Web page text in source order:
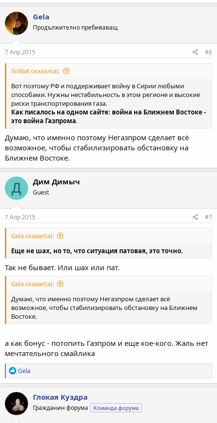
а
к
ц
и
и
:
Gela
Продължително пребиваващ
7 Апр 2015 #6
Soldat сказал(а):
Вот поэтому РФ и поддерживает войну в Сирии любыми
способами. Нужны нестабильность в этом регионе и высокие
риски транспортирования газа.
Как писалось на одном сайте: война на Ближнем Востоке -
это война Газпрома.
Думаю, что именно поэтому Негазпром сделает всё
возможное, чтобы стабилизировать обстановку на
Ближнем Востоке.
Д Дим Димыч
Guest
7 Апр 2015 #7
Gela сказал(а):
Еще не шах, но то, что ситуация патовая, это точно.
Так не бывает. Или шах или пат.
Gela сказал(а):
Думаю, что именно поэтому Негазпром сделает всё
возможное, чтобы стабилизировать обстановку на Ближнем
Востоке.
а как бонус - потопить Газпром и еще кое-кого. Жаль нет
мечтательного смайлика
Р
е
а
к
ц
и
и
Gela
Глокая Куздра
Гражданин форума Команда форума